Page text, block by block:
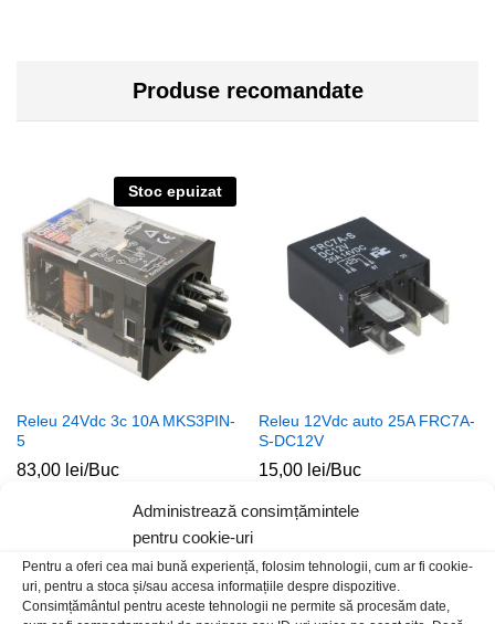
Administrează consimțămintele
pentru cookie-uri
Pentru a oferi cea mai bună experiență, folosim tehnologii, cum ar fi cookie-
uri, pentru a stoca și/sau accesa informațiile despre dispozitive.
Consimțământul pentru aceste tehnologii ne permite să procesăm date,
Produse recomandate
Stoc epuizat
Releu 24Vdc 3c 10A MKS3PIN-
5
83,00 lei/Buc
Releu 12Vdc auto 25A FRC7A-
S-DC12V
15,00 lei/Buc